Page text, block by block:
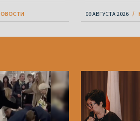
09 АВГУСТА 2026